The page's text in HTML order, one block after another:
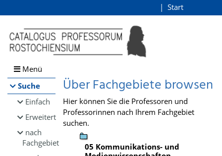
Browsen
direkt zum Inhalt
Start
Menü
Suche
Einfach
Erweitert
nach
Fachgebiet
Über Fachgebiete browsen
Hier können Sie die Professoren und
Professorinnen nach Ihrem Fachgebiet
suchen.
05 Kommunikations- und